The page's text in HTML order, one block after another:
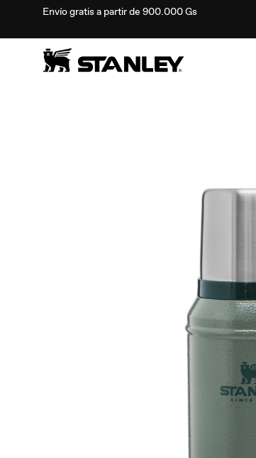
Envío gratis a partir de 900.000 Gs